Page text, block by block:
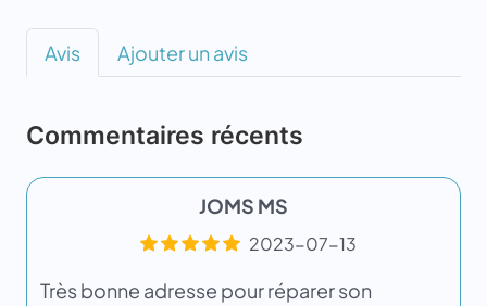
Avis Ajouter un avis
Commentaires récents
JOMS MS
2023-07-13
Très bonne adresse pour réparer son